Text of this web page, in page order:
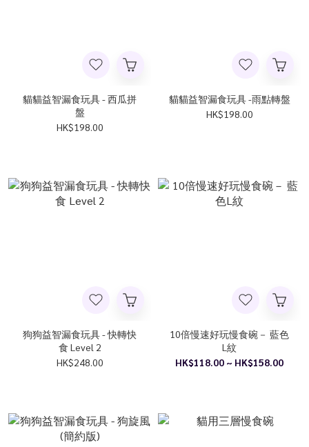
貓貓益智漏食玩具 - 西瓜拼
盤
HK$198.00
貓貓益智漏食玩具 -雨點轉盤
HK$198.00
狗狗益智漏食玩具 - 快轉快
食 Level 2
HK$248.00
10倍慢速好玩慢食碗－ 藍色
L紋
HK$118.00 ~ HK$158.00